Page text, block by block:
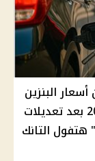
البنزين
والسولار والغاز اليوم الخميس 12-6-2025 بعد تعديلات
هتفول التانك